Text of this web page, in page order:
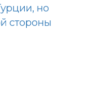
но
стороны